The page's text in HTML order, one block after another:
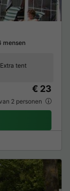
mensen
tent
€ 23
2 personen